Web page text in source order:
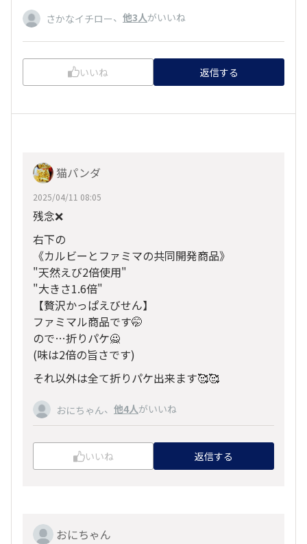
さかなイチロー、 他3人がいいね
いいね 返信する
猫パンダ
2025/04/11 08:05
残念❌
右下の
《カルビーとファミマの共同開発商品》
"天然えび2倍使用"
"大きさ1.6倍"
【贅沢かっぱえびせん】
ファミマル商品です🤭
ので…折りパケ🙅
(味は2倍の旨さです)
それ以外は全て折りパケ出来ます🥰🥰
おにちゃん、 他4人がいいね
いいね 返信する
おにちゃん